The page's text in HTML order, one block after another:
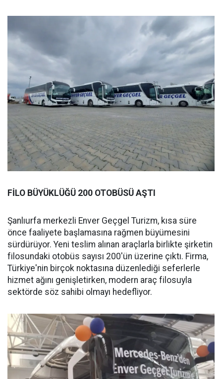
FİLO BÜYÜKLÜĞÜ 200 OTOBÜSÜ AŞTI
Şanlıurfa merkezli Enver Geçgel Turizm, kısa süre
önce faaliyete başlamasına rağmen büyümesini
sürdürüyor. Yeni teslim alınan araçlarla birlikte şirketin
filosundaki otobüs sayısı 200'ün üzerine çıktı. Firma,
Türkiye'nin birçok noktasına düzenlediği seferlerle
hizmet ağını genişletirken, modern araç filosuyla
sektörde söz sahibi olmayı hedefliyor.